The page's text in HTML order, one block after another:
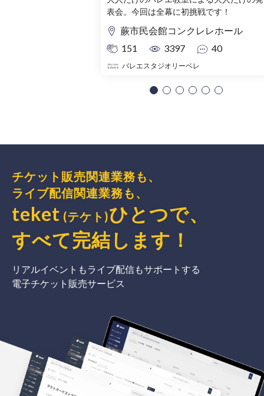
表会。今回は全幕に初挑戦です！
蕨市民会館コンクレレホール
151
3397 40
バレエスタジオリーベレ
チケット販売関連業務も、
ライブ配信関連業務も、
teket (テケト)ひとつで、
すべて完結 します ！
リアルイベントもライブ配信もサポートする
電子チケット販売サービス